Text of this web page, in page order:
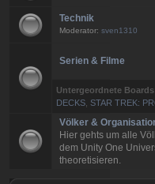
Technik
Moderator: sven1310
Serien & Filme
Untergeordnete Boards
DECKS ,STAR TREK:
Völker &
Hier gehts um alle
dem Unity One
theoretisieren.